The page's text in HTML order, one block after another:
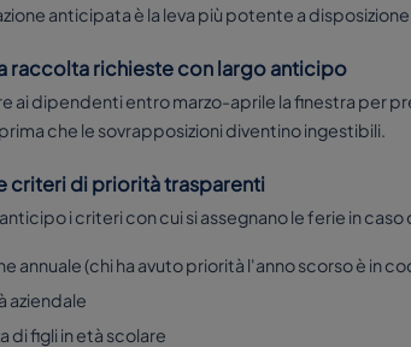
anticipata è la leva più potente a
raccolta richieste con largo anticipo
ai dipendenti entro marzo-aprile la finestra per
che le sovrapposizioni diventino ingestibili.
criteri di priorità trasparenti
i criteri con cui si assegnano le ferie in
annuale (chi ha avuto priorità l'anno scorso è in
aziendale
di figli in età scolare